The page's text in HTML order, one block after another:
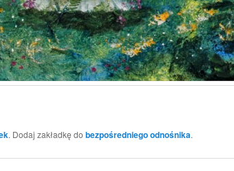
. Dodaj zakładkę dobezpośredniego odnośnika.